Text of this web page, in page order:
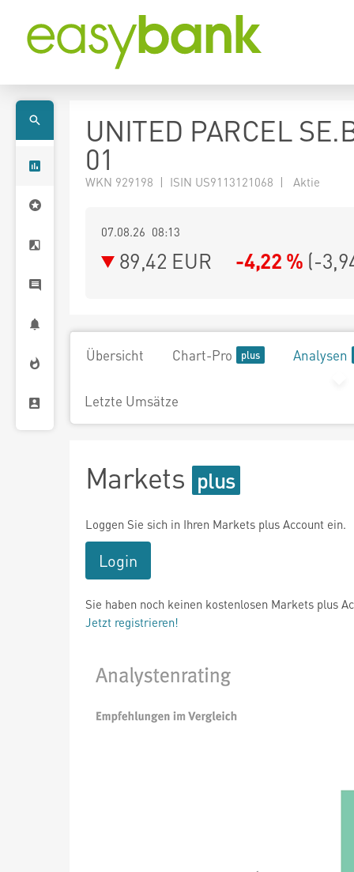
UNITED PARCEL
01
WKN 929198 | ISIN US9113121068 | Aktie
07.08.26 08:13
89,42 EUR -4,22 % (-
Übersicht Chart-Pro Analysen
Letzte Umsätze
Markets
Loggen Sie sich in Ihren Markets plus Account ein.
Login
Sie haben noch keinen kostenlosen Markets plus
Jetzt registrieren!